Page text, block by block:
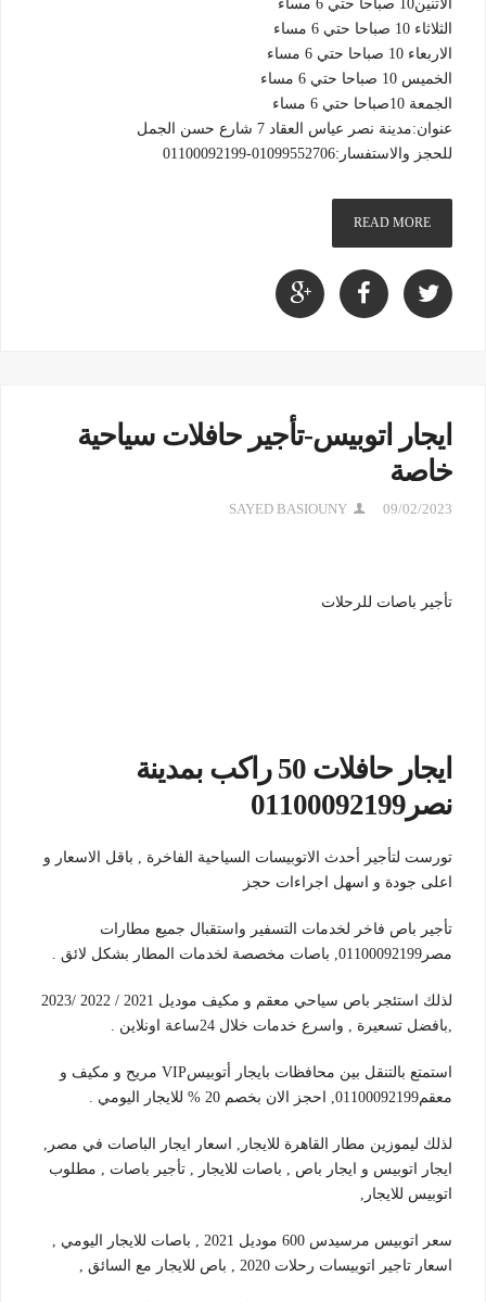
الاتنين10 صباحا حتي 6 مساء
الثلاثاء 10 صباحا حتي 6 مساء
الاربعاء 10 صباحا حتي 6 مساء
الخميس 10 صباحا حتي 6 مساء
الجمعة 10صباحا حتي 6 مساء
عنوان:مدينة نصر عياس العقاد 7 شارع حسن الجمل
للحجز والاستفسار:01099552706-01100092199
READ MORE
ايجار اتوبيس-تأجير حافلات سياحية
خاصة
09/02/2023
SAYED BASIOUNY
تأجير باصات للرحلات
ايجار حافلات 50 راكب بمدينة
نصر01100092199
تورست لتأجير أحدث الاتوبيسات السياحية الفاخرة , باقل الاسعار و
اعلى جودة و اسهل اجراءات حجز
تأجير باص فاخر لخدمات التسفير واستقبال جميع مطارات
مصر01100092199, باصات مخصصة لخدمات المطار بشكل لائق .
لذلك استئجر باص سياحي معقم و مكيف موديل 2021 / 2022 /2023
,بافضل تسعيرة , واسرع خدمات خلال 24ساعة اونلاين .
استمتع بالتنقل بين محافظات بايجار أتوبيسVIP مريح و مكيف و
معقم01100092199, احجز الان بخصم 20 % للايجار اليومي .
لذلك ليموزين مطار القاهرة للايجار, اسعار ايجار الباصات في مصر,
ايجار اتوبيس و ايجار باص , باصات للايجار , تأجير باصات , مطلوب
اتوبيس للايجار,
سعر اتوبيس مرسيدس 600 موديل 2021 , باصات للايجار اليومي ,
اسعار تاجير اتوبيسات رحلات 2020 , باص للايجار مع السائق ,